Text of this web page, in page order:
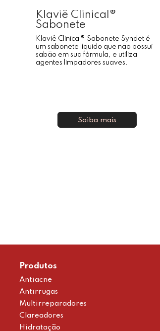
Klaviê Clinical®
Sabonete
Klaviê Clinical® Sabonete Syndet é
um sabonete líquido que não possui
sabão em sua fórmula, e utiliza
agentes limpadores suaves.
Saiba mais
Produtos
Antiacne
Antirrugas
Multirreparadores
Clareadores
Hidratação